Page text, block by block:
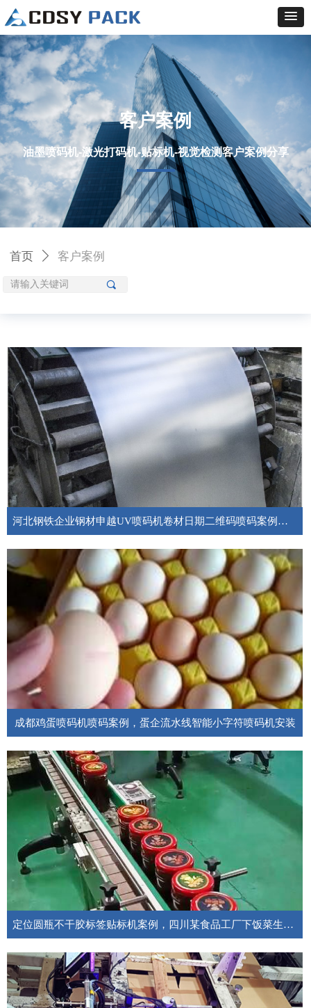
首页 ꄲ 客户案例
끠
客户案例
油墨喷码机-激光打码机-贴标机-视觉检测客户案例分享
河北钢铁企业钢材申越UV喷码机卷材日期二维码喷码案例分享
决方案。申越可以根据钢材生产线要求，根据客户需求进行非标定制，比如支
架安装，躲避焊缝，钢材外观颜色等。申越可以根据生产线要求，根据客户需
求定制产品，比如支架安装，躲避焊缝，钢材外观颜色等。目前申越已成为国
内多家著名钢铁企业喷码机设备供应商， 提供7x24H售后服务。
成都鸡蛋喷码机喷码案例，蛋企流水线智能小字符喷码机安装
定位圆瓶不干胶标签贴标机案例，四川某食品工厂下饭菜生产线应用
产品包装上的设备，是智能化工厂与后端包装重要的组成部分。大大提升产品
包装标签贴标质量的同时也大大提升了贴标的效率，一台贴标机真的可以顶30
个人工。